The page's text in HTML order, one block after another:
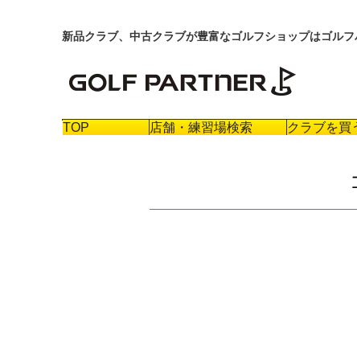
新品クラブ、中古クラブが豊富なゴルフショップはゴル
TOP 店舗・練習場検索 クラブを買